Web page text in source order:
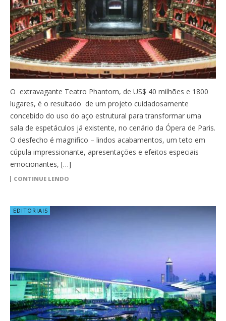
O extravagante Teatro Phantom, de US$ 40 milhões e 1800
lugares, é o resultado de um projeto cuidadosamente
concebido do uso do aço estrutural para transformar uma
sala de espetáculos já existente, no cenário da Ópera de Paris.
O desfecho é magnifico – lindos acabamentos, um teto em
cúpula impressionante, apresentações e efeitos especiais
emocionantes, […]
CONTINUE LENDO
EDITORIAIS